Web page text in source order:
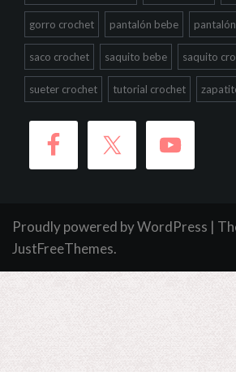
gorro crochet pantalón bebe
saco crochet saquito bebe saquito
sueter crochet tutorial crochet
Proudly powered by WordPress |
JustFreeThemes.